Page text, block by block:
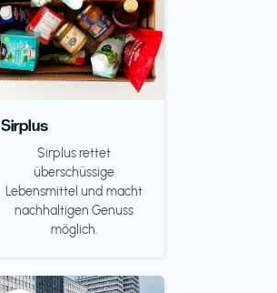
Sirplus
Sirplus rettet
überschüssige
Lebensmittel und macht
nachhaltigen Genuss
möglich.